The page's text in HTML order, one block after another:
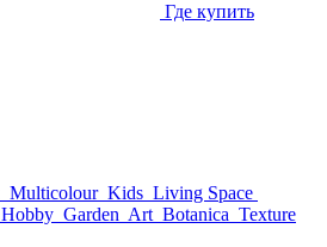
Где купить
Multicolour Kids Living Space
Hobby Garden Art Botanica Texture